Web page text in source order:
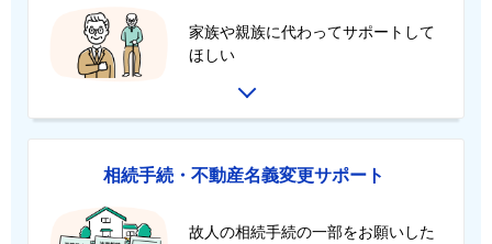
家族や親族に代わってサポートして
ほしい
相続手続・不動産名義変更サポート
故人の相続手続の一部をお願いした